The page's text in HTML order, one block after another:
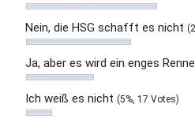
Nein, die HSG schafft es nicht
Ja, aber es wird ein enges
Ich weiß es nicht (5%, 17 Votes)